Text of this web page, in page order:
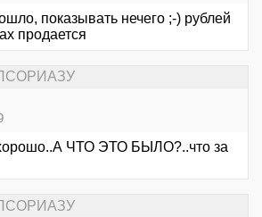
показывать нечего ;-) рублей
продается
ЧТО ЭТО БЫЛО?..что за